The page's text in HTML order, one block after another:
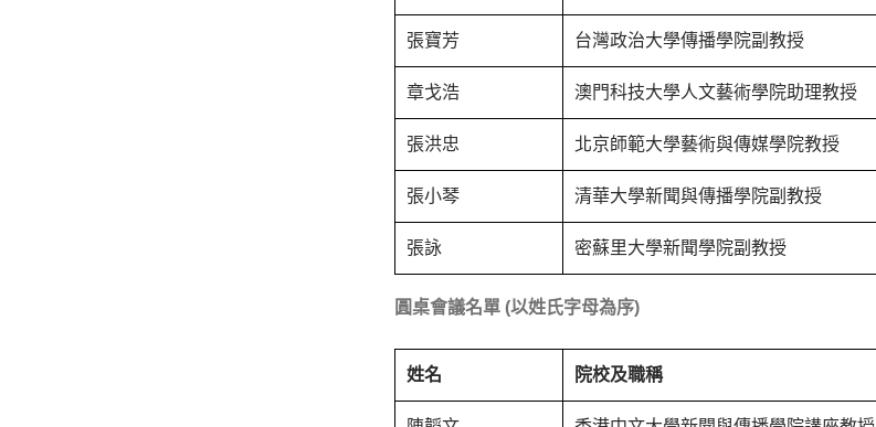
張寶芳 台灣政治大學傳播學院副教授
章戈浩 澳門科技大學人文藝術學院助理教授
張洪忠 北京師範大學藝術與傳媒學院教授
張小琴 清華大學新聞與傳播學院副教授
張詠 密蘇里大學新聞學院副教授
圓桌會議名單 (以姓氏字母為序)
姓名 院校及職稱